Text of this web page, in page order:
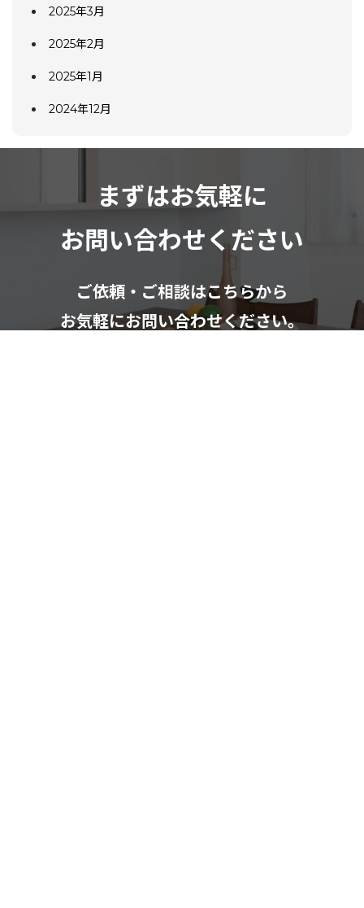
2025年3月
2025年2月
2025年1月
2024年12月
まずはお気軽に
お問い合わせください
ご依頼・ご相談はこちらから
お気軽にお問い合わせください。